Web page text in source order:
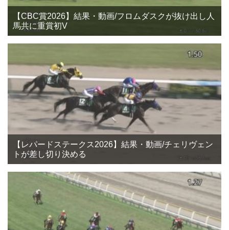
【CBC賞2026】結果・動画/フロムダスクが抜け出し人
馬共に重賞初V
【レパードステークス2026】結果・動画/チェリヴェン
トが差し切り決める